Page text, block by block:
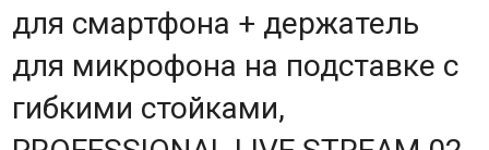
для смартфона + держатель
для микрофона на подставке с
гибкими стойками,